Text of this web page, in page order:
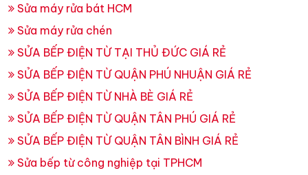
Sửa máy rửa bát HCM
Sửa máy rửa chén
SỬA BẾP ĐIỆN TỪ TẠI THỦ ĐỨC GIÁ RẺ
SỬA BẾP ĐIỆN TỪ QUẬN PHÚ NHUẬN GIÁ RẺ
SỬA BẾP ĐIỆN TỪ NHÀ BÈ GIÁ RẺ
SỬA BẾP ĐIỆN TỪ QUẬN TÂN PHÚ GIÁ RẺ
SỬA BẾP ĐIỆN TỪ QUẬN TÂN BÌNH GIÁ RẺ
Sửa bếp từ công nghiệp tại TPHCM